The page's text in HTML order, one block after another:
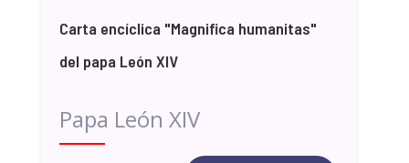
Carta encíclica "Magnifica humanitas"
del papa León XIV
Papa León XIV